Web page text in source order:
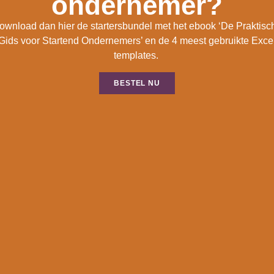
dan hier de startersbundel met het ebook ‘De
voor Startend Ondernemers’ en de 4 meest gebruikte
templates.
BESTEL NU